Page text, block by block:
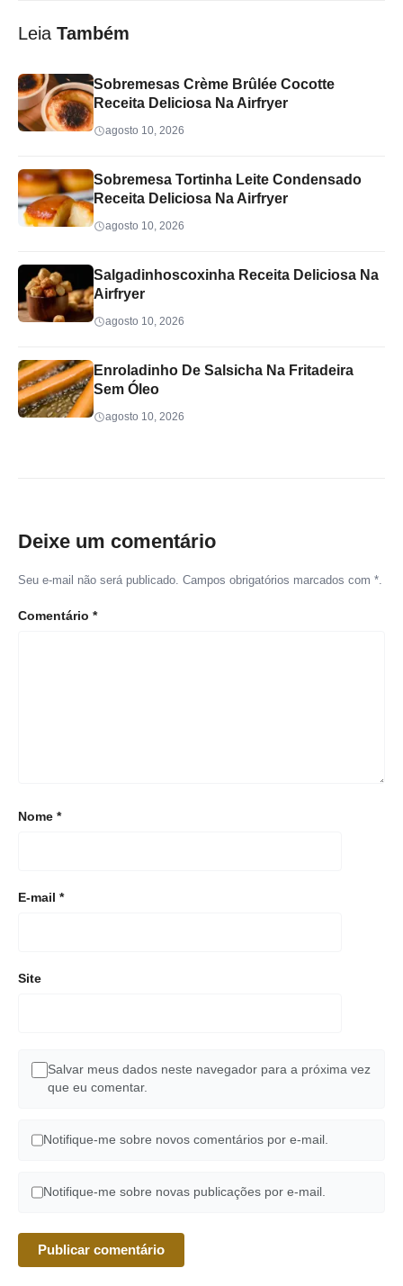
Leia Também
Sobremesas Crème Brûlée Cocotte
Receita Deliciosa Na Airfryer
agosto 10, 2026
Sobremesa Tortinha Leite Condensado
Receita Deliciosa Na Airfryer
agosto 10, 2026
Salgadinhoscoxinha Receita Deliciosa Na
Airfryer
agosto 10, 2026
Enroladinho De Salsicha Na Fritadeira
Sem Óleo
agosto 10, 2026
Deixe um comentário
Seu e-mail não será publicado. Campos obrigatórios marcados com *.
Comentário *
Nome *
E-mail *
Site
Salvar meus dados neste navegador para a próxima vez
que eu comentar.
Notifique-me sobre novos comentários por e-mail.
Notifique-me sobre novas publicações por e-mail.